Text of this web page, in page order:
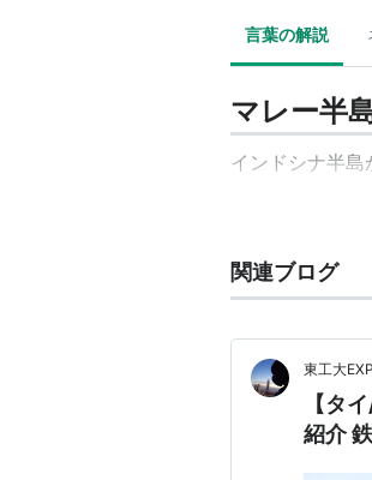
言葉の解説
マレー半
インドシナ半島
関連ブログ
東工大
【タ
紹介